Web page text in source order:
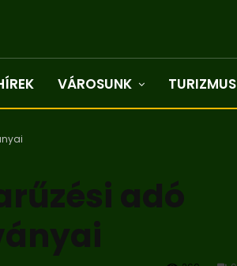
VÁROSUNK TURIZMUS
adó